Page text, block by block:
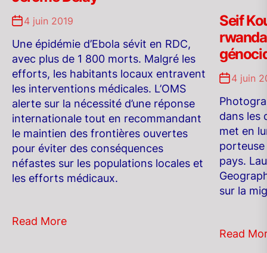
4 juin 2019
Une épidémie d’Ebola sévit en RDC,
avec plus de 1 800 morts. Malgré les
efforts, les habitants locaux entravent
les interventions médicales. L’OMS
alerte sur la nécessité d’une réponse
internationale tout en recommandant
le maintien des frontières ouvertes
pour éviter des conséquences
néfastes sur les populations locales et
les efforts médicaux.
Read More
Seif
4 juin
dans les
met en
porteuse
pays.
sur la
Read